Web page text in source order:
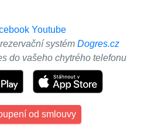
Youtube
systém Dogres.cz
do vašeho chytrého telefonu
od smlouvy